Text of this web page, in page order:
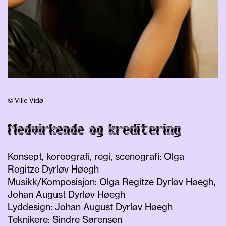
© Ville Vidø
Medvirkende og kreditering
Konsept, koreografi, regi, scenografi: Olga
Regitze Dyrløv Høegh
Musikk/Komposisjon: Olga Regitze Dyrløv Høegh,
Johan August Dyrløv Høegh
Lyddesign: Johan August Dyrløv Høegh
Teknikere: Sindre Sørensen